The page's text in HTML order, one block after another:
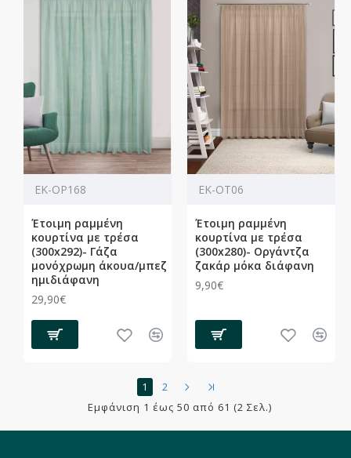
ΕΚ-ΟΡ168
Έτοιμη ραμμένη
κουρτίνα με τρέσα
(300x292)- Γάζα
μονόχρωμη άκουα/μπεζ
ημιδιάφανη
29,90€
ΕΚ-ΟΤ06
Έτοιμη ραμμένη
κουρτίνα με τρέσα
(300x280)- Οργάντζα
ζακάρ μόκα διάφανη
9,90€
1
2
Εμφάνιση 1 έως 50 από 61 (2 Σελ.)